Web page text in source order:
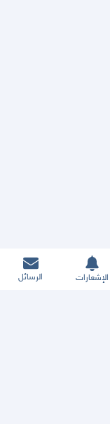
الإشعارات الرسائل